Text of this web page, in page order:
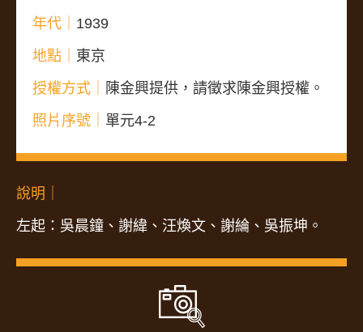
年代｜ 1939
地點｜ 東京
授權方式｜
陳金興提供，請徵求陳金興授權。
照片序號｜ 單元4-2
說明｜
左起：吳晨鐘、謝緯、汪煥文、謝綸、吳振坤。